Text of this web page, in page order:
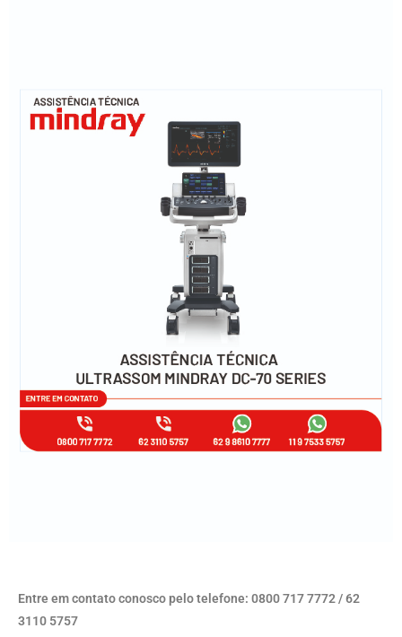
Entre em contato conosco pelo telefone: 0800 717 7772 / 62
3110 5757